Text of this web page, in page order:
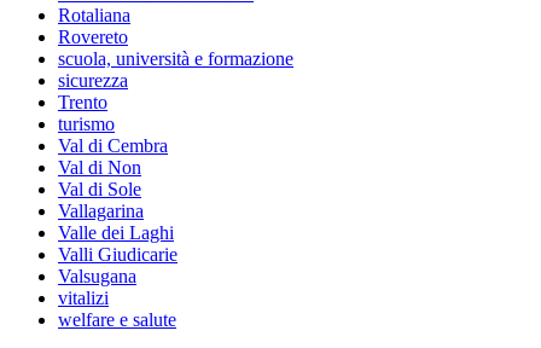
Rotaliana
Rovereto
scuola, università e formazione
sicurezza
Trento
turismo
Val di Cembra
Val di Non
Val di Sole
Vallagarina
Valle dei Laghi
Valli Giudicarie
Valsugana
vitalizi
welfare e salute